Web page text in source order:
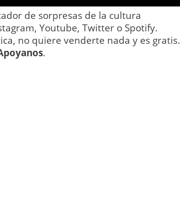
de sorpresas de la cultura
Youtube, Twitter o Spotify.
no quiere venderte nada y es gratis.
.